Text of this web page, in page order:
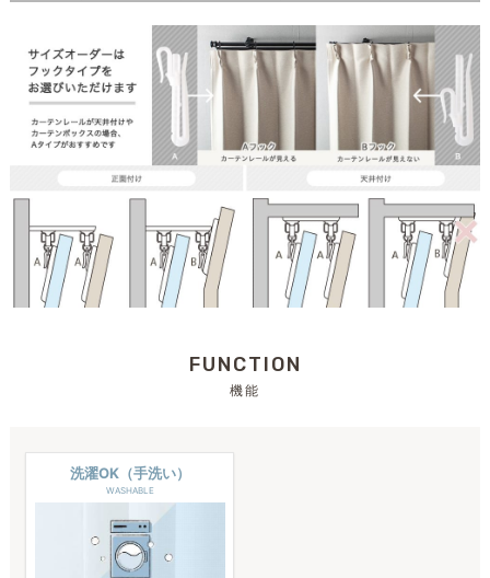
FUNCTION
機能
洗濯OK（手洗い）
WASHABLE